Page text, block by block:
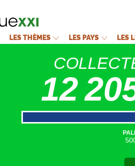
LES THÈMES LES PAYS LES
12